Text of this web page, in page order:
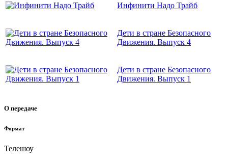
Инфинити Надо Трайб
Дети в стране Безопасного
Движения. Выпуск 4
Дети в стране Безопасного
Движения. Выпуск 1
О передаче
Формат
Телешоу